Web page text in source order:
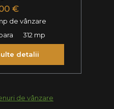
€
de vânzare
312 mp
detalii
de vânzare